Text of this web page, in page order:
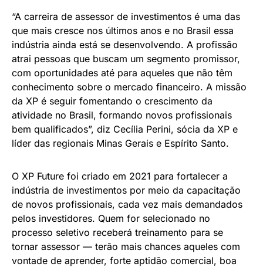
“A carreira de assessor de investimentos é uma das
que mais cresce nos últimos anos e no Brasil essa
indústria ainda está se desenvolvendo. A profissão
atrai pessoas que buscam um segmento promissor,
com oportunidades até para aqueles que não têm
conhecimento sobre o mercado financeiro. A missão
da XP é seguir fomentando o crescimento da
atividade no Brasil, formando novos profissionais
bem qualificados”, diz Cecília Perini, sócia da XP e
líder das regionais Minas Gerais e Espírito Santo.
O XP Future foi criado em 2021 para fortalecer a
indústria de investimentos por meio da capacitação
de novos profissionais, cada vez mais demandados
pelos investidores. Quem for selecionado no
processo seletivo receberá treinamento para se
tornar assessor — terão mais chances aqueles com
vontade de aprender, forte aptidão comercial, boa